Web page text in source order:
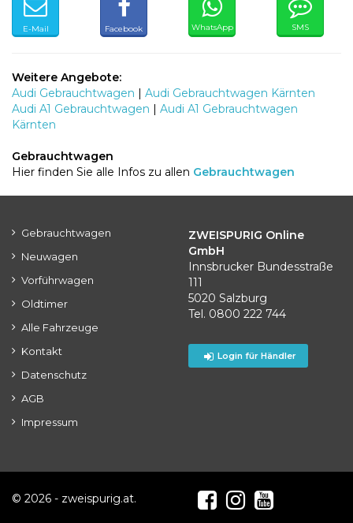
E-Mail Facebook WhatsApp SMS
Weitere Angebote:
Audi Gebrauchtwagen | Audi Gebrauchtwagen Kärnten
Audi A1 Gebrauchtwagen | Audi A1 Gebrauchtwagen
Kärnten
Gebrauchtwagen
Hier finden Sie alle Infos zu allen Gebrauchtwagen
Gebrauchtwagen
Neuwagen
Vorführwagen
Oldtimer
Alle Fahrzeuge
Kontakt
Datenschutz
AGB
Impressum
ZWEISPURIG Online
GmbH
Innsbrucker Bundesstraße
111
5020 Salzburg
Tel. 0800 222 744
Login für Händler
© 2026 - zweispurig.at.